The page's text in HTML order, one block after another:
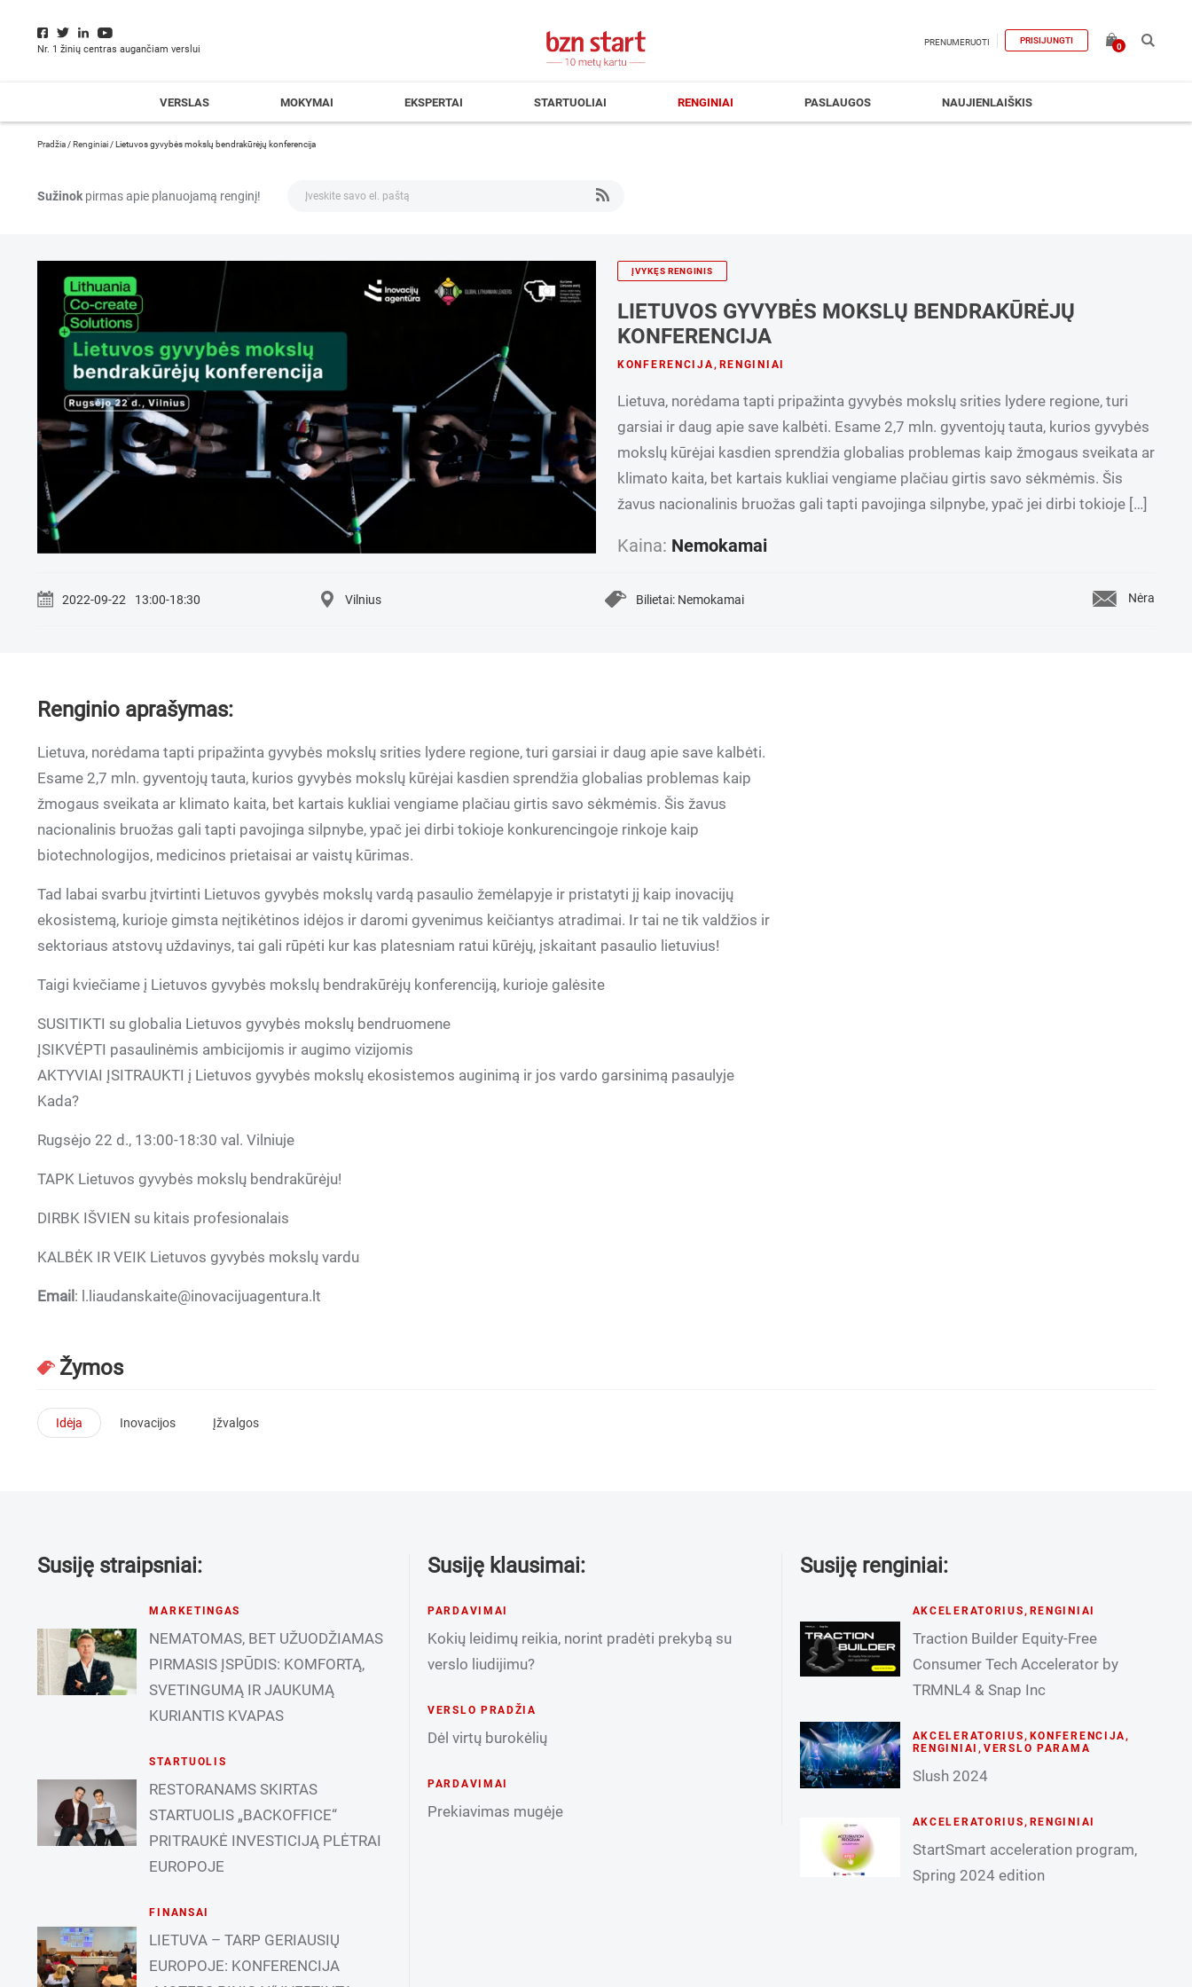
Nr. 1 žinių centras augančiam verslui
PRENUMERUOTI PRISIJUNGTI
0
VERSLAS MOKYMAI EKSPERTAI STARTUOLIAI RENGINIAI PASLAUGOS NAUJIENLAIŠKIS
Pradžia /Renginiai /Lietuvos gyvybės mokslų bendrakūrėjų konferencija
Sužinok pirmas apie planuojamą renginį!
ĮVYKĘS RENGINIS
LIETUVOS GYVYBĖS MOKSLŲ BENDRAKŪRĖJŲ
KONFERENCIJA
KONFERENCIJA, RENGINIAI
Lietuva, norėdama tapti pripažinta gyvybės mokslų srities lydere regione, turi
garsiai ir daug apie save kalbėti. Esame 2,7 mln. gyventojų tauta, kurios gyvybės
mokslų kūrėjai kasdien sprendžia globalias problemas kaip žmogaus sveikata ar
klimato kaita, bet kartais kukliai vengiame plačiau girtis savo sėkmėmis. Šis
žavus nacionalinis bruožas gali tapti pavojinga silpnybe, ypač jei dirbi tokioje […]
Kaina: Nemokamai
2022-09-22 13:00-18:30 Vilnius Bilietai: Nemokamai Nėra
Renginio aprašymas:
Lietuva, norėdama tapti pripažinta gyvybės mokslų srities lydere regione, turi garsiai ir daug apie save kalbėti.
Esame 2,7 mln. gyventojų tauta, kurios gyvybės mokslų kūrėjai kasdien sprendžia globalias problemas kaip
žmogaus sveikata ar klimato kaita, bet kartais kukliai vengiame plačiau girtis savo sėkmėmis. Šis žavus
nacionalinis bruožas gali tapti pavojinga silpnybe, ypač jei dirbi tokioje konkurencingoje rinkoje kaip
biotechnologijos, medicinos prietaisai ar vaistų kūrimas.
Tad labai svarbu įtvirtinti Lietuvos gyvybės mokslų vardą pasaulio žemėlapyje ir pristatyti jį kaip inovacijų
ekosistemą, kurioje gimsta neįtikėtinos idėjos ir daromi gyvenimus keičiantys atradimai. Ir tai ne tik valdžios ir
sektoriaus atstovų uždavinys, tai gali rūpėti kur kas platesniam ratui kūrėjų, įskaitant pasaulio lietuvius!
Taigi kviečiame į Lietuvos gyvybės mokslų bendrakūrėjų konferenciją, kurioje galėsite
SUSITIKTI su globalia Lietuvos gyvybės mokslų bendruomene
ĮSIKVĖPTI pasaulinėmis ambicijomis ir augimo vizijomis
AKTYVIAI ĮSITRAUKTI į Lietuvos gyvybės mokslų ekosistemos auginimą ir jos vardo garsinimą pasaulyje
Kada?
Rugsėjo 22 d., 13:00-18:30 val. Vilniuje
TAPK Lietuvos gyvybės mokslų bendrakūrėju!
DIRBK IŠVIEN su kitais profesionalais
KALBĖK IR VEIK Lietuvos gyvybės mokslų vardu
Email : l.liaudanskaite@inovacijuagentura.lt
Žymos
Idėja Inovacijos Įžvalgos
Susiję straipsniai:
MARKETINGAS
NEMATOMAS, BET UŽUODŽIAMAS
PIRMASIS ĮSPŪDIS: KOMFORTĄ,
SVETINGUMĄ IR JAUKUMĄ
KURIANTIS KVAPAS
STARTUOLIS
RESTORANAMS SKIRTAS
STARTUOLIS „BACKOFFICE“
PRITRAUKĖ INVESTICIJĄ PLĖTRAI
EUROPOJE
FINANSAI
LIETUVA – TARP GERIAUSIŲ
EUROPOJE: KONFERENCIJA
Susiję klausimai:
PARDAVIMAI
Kokių leidimų reikia, norint pradėti prekybą su
verslo liudijimu?
VERSLO PRADŽIA
Dėl virtų burokėlių
PARDAVIMAI
Prekiavimas mugėje
Susiję renginiai:
AKCELERATORIUS , RENGINIAI
Traction Builder Equity-Free
Consumer Tech Accelerator by
TRMNL4 & Snap Inc
AKCELERATORIUS , KONFERENCIJA ,
RENGINIAI , VERSLO PARAMA
Slush 2024
AKCELERATORIUS , RENGINIAI
StartSmart acceleration program,
Spring 2024 edition